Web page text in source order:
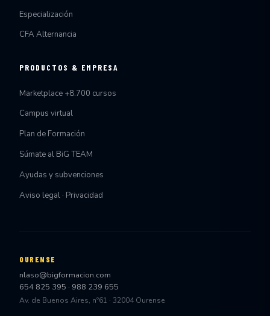
Especialización
CFA Alternancia
PRODUCTOS & EMPRESA
Marketplace +8.700 cursos
Campus virtual
Plan de Formación
Súmate al BiG TEAM
Ayudas y subvenciones
Aviso legal · Privacidad
OURENSE
nlaso@bigformacion.com
654 825 395 · 988 239 655
Av. de Buenos Aires, nº61 · 32004 Ourense